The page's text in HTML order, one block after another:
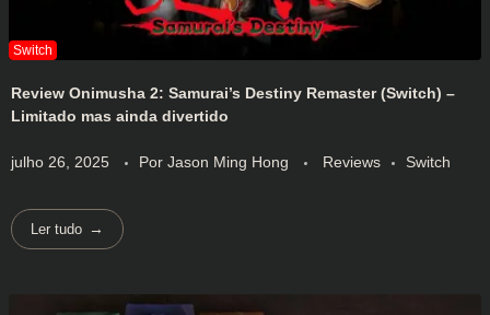
Review Onimusha 2: Samurai’s Destiny Remaster (Switch) –
Limitado mas ainda divertido
julho 26, 2025 Por Jason Ming Hong Reviews Switch
Ler tudo